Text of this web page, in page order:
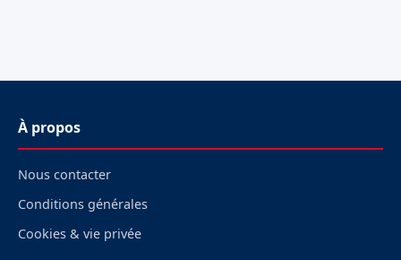
À propos
Nous contacter
Conditions générales
Cookies & vie privée